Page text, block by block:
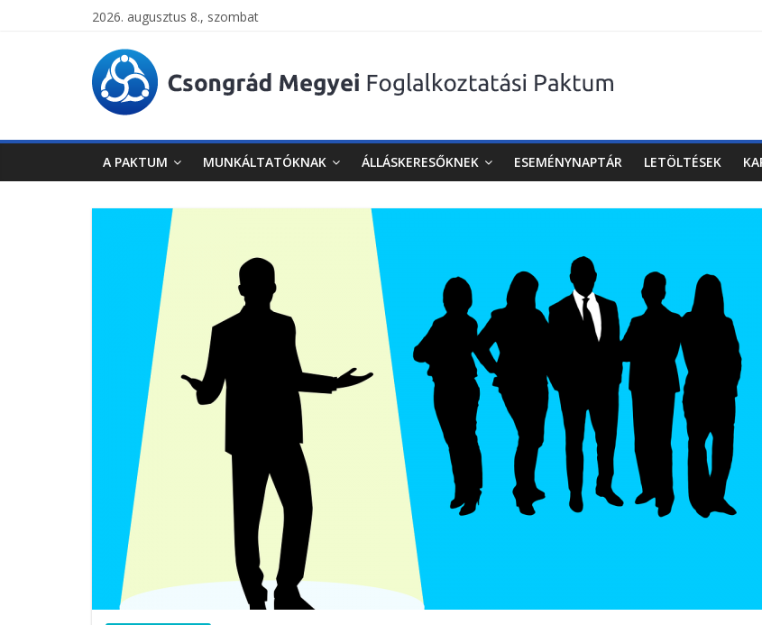
2026. augusztus 8., szombat
Csongrád
Megyei
Foglalkoztatási
Paktum
A PAKTUM MUNKÁLTATÓKNAK ÁLLÁSKERESŐKNEK ESEMÉNYNAPTÁR LETÖLTÉSEK